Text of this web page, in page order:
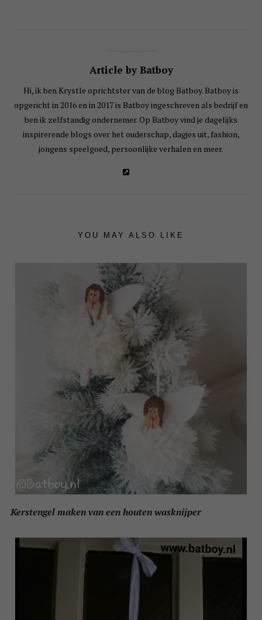
Article by Batboy
Hi, ik ben Krystle oprichtster van de blog Batboy. Batboy is
opgericht in 2016 en in 2017 is Batboy ingeschreven als bedrijf en
ben ik zelfstandig ondernemer. Op Batboy vind je dagelijks
inspirerende blogs over het ouderschap, dagjes uit, fashion,
jongens speelgoed, persoonlijke verhalen en meer.
YOU MAY ALSO LIKE
Kerstengel maken van een houten wasknijper